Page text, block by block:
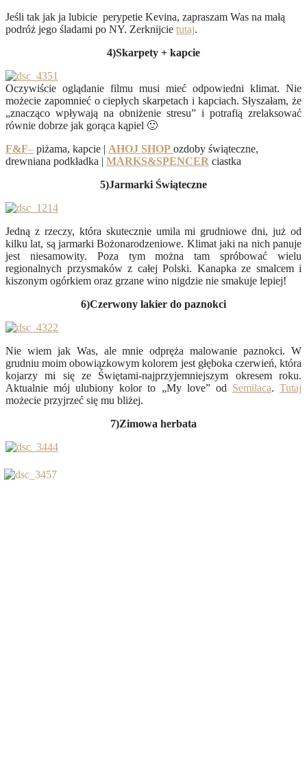
Jeśli tak jak ja lubicie perypetie Kevina, zapraszam Was na małą
podróż jego śladami po NY. Zerknijcie tutaj.
4)Skarpety + kapcie
Oczywiście oglądanie filmu musi mieć odpowiedni klimat. Nie
możecie zapomnieć o ciepłych skarpetach i kapciach. Słyszałam, że
„znacząco wpływają na obniżenie stresu” i potrafią zrelaksować
równie dobrze jak gorąca kąpiel 🙂
F&F– piżama, kapcie | AHOJ SHOP ozdoby świąteczne,
drewniana podkładka | MARKS&SPENCER ciastka
5)Jarmarki Świąteczne
Jedną z rzeczy, która skutecznie umila mi grudniowe dni, już od
kilku lat, są jarmarki Bożonarodzeniowe. Klimat jaki na nich panuje
jest niesamowity. Poza tym można tam spróbować wielu
regionalnych przysmaków z całej Polski. Kanapka ze smalcem i
kiszonym ogórkiem oraz grzane wino nigdzie nie smakuje lepiej!
6)Czerwony lakier do paznokci
Nie wiem jak Was, ale mnie odpręża malowanie paznokci. W
grudniu moim obowiązkowym kolorem jest głęboka czerwień, która
kojarzy mi się ze Świętami-najprzyjemniejszym okresem roku.
Aktualnie mój ulubiony kolor to „My love” od Semilaca.Tutaj
możecie przyjrzeć się mu bliżej.
7)Zimowa herbata